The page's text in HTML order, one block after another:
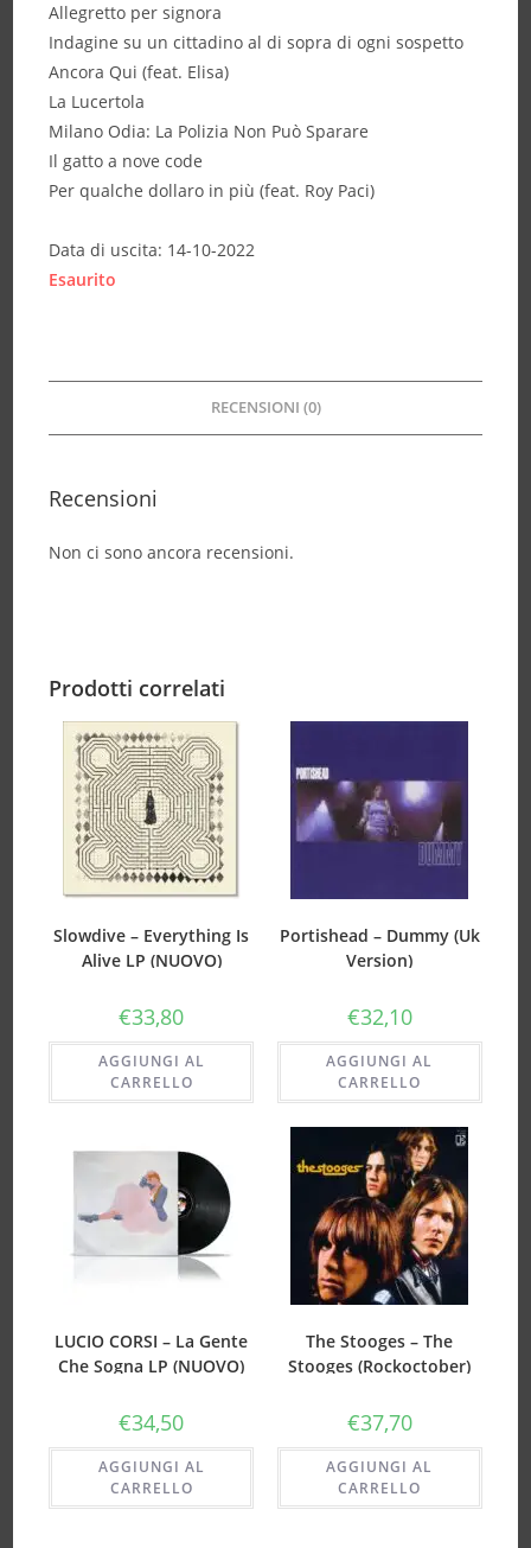
Allegretto per signora
Indagine su un cittadino al di sopra di ogni sospetto
Ancora Qui (feat. Elisa)
La Lucertola
Milano Odia: La Polizia Non Può Sparare
Il gatto a nove code
Per qualche dollaro in più (feat. Roy Paci)
Data di uscita: 14-10-2022
Esaurito
RECENSIONI (0)
Recensioni
Non ci sono ancora recensioni.
Prodotti correlati
Slowdive – Everything Is
Alive LP (NUOVO)
€33,80
AGGIUNGI AL
CARRELLO
Portishead – Dummy (Uk
Version)
€32,10
AGGIUNGI AL
CARRELLO
LUCIO CORSI – La Gente
Che Sogna LP (NUOVO)
€34,50
AGGIUNGI AL
CARRELLO
The Stooges – The
Stooges (Rockoctober)
Edt.) (Indie Exclusive) Ed.
limitata whiskey
Ristampa (NUOVO)
€37,70
AGGIUNGI AL
CARRELLO